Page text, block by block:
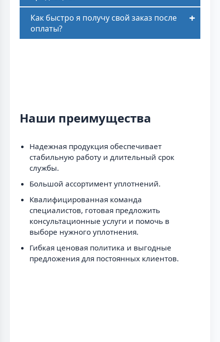
Как быстро я получу свой заказ после
оплаты?
Наши преимущества
Надежная продукция обеспечивает
стабильную работу и длительный срок
службы.
Большой ассортимент уплотнений.
Квалифицированная команда
специалистов, готовая предложить
консультационные услуги и помочь в
выборе нужного уплотнения.
Гибкая ценовая политика и выгодные
предложения для постоянных клиентов.